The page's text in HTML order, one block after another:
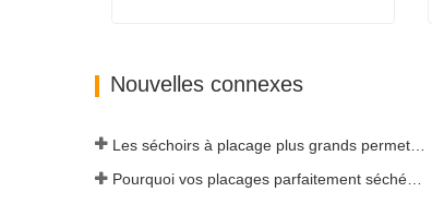
Contact maintenant
Nouvelles connexes